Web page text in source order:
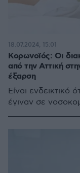
Κορωνοϊός: Οι
από την Αττική
έξαρση
Είναι ενδεικτικό
έγιναν σε
18.07.2024, 15:01